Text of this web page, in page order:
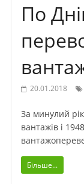
По
20.01.2018
За минулий
вантажів і
Більше...